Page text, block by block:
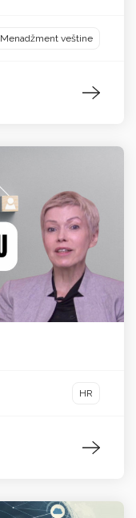
Menadžment veštine
HR